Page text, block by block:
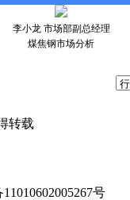
李小龙 市场部副总经理
煤焦钢市场分析
转载
号